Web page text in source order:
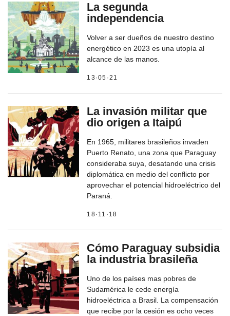
La segunda
independencia
Volver a ser dueños de nuestro destino
energético en 2023 es una utopía al
alcance de las manos.
13·05·21
La invasión militar que
dio origen a Itaipú
En 1965, militares brasileños invaden
Puerto Renato, una zona que Paraguay
consideraba suya, desatando una crisis
diplomática en medio del conflicto por
aprovechar el potencial hidroeléctrico del
Paraná.
18·11·18
Cómo Paraguay subsidia
la industria brasileña
Uno de los países mas pobres de
Sudamérica le cede energía
hidroeléctrica a Brasil. La compensación
que recibe por la cesión es ocho veces